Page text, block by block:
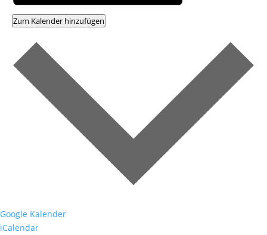
Zum Kalender hinzufügen
Google Kalender
iCalendar